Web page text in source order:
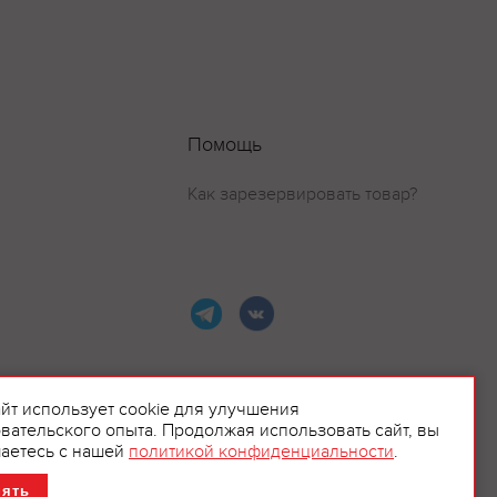
Помощь
Как зарезервировать товар?
использует cookie для улучшения
опыта. Продолжая использовать сайт, вы
с нашей политикой конфиденциальности.